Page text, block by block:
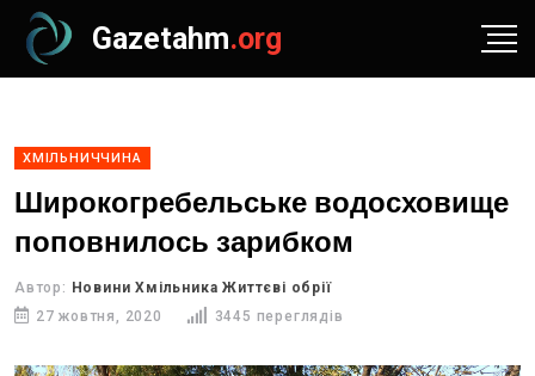
Gazetahm.org
ХМІЛЬНИЧЧИНА
Широкогребельське водосховище
поповнилось зарибком
Автор: Новини Хмільника Життєві обрії
27 жовтня, 2020
3445 переглядів